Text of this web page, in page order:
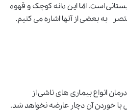
است. امّا این دانه کوچک و قهوه
به بعضی از آنها اشاره می کنیم.
انواع بیماری های ناشی از
خوردن آن دچار عارضه نخواهد شد.